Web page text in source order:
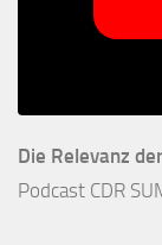
Die Relevanz
Podcast CDR